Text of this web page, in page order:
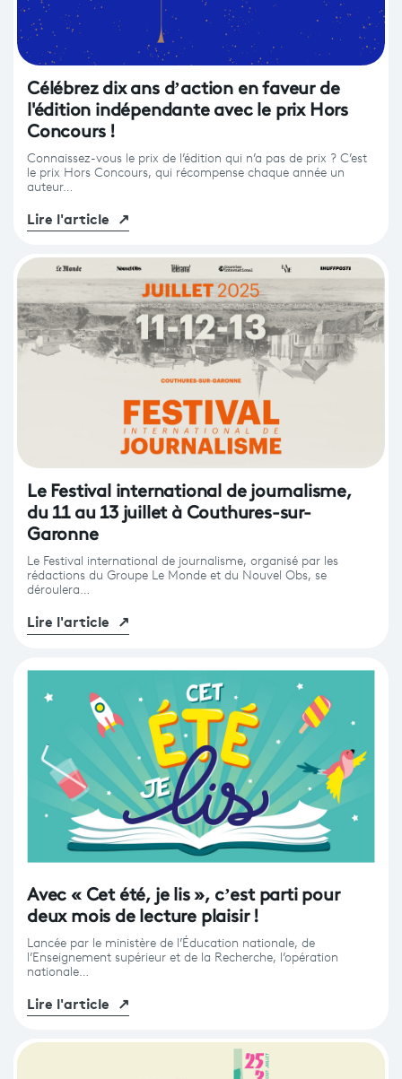
connexion
Avantages fidélité
Programme
Célébrez dix ans d’action en faveur de
l'édition indépendante avec le prix Hors
Concours !
Connaissez-vous le prix de l’édition qui n’a pas de prix ? C’est
le prix Hors Concours, qui récompense chaque année un
auteur…
Lire l'article ↗
Le Festival international de journalisme,
du 11 au 13 juillet à Couthures-sur-
Garonne
Le Festival international de journalisme, organisé par les
rédactions du Groupe Le Monde et du Nouvel Obs, se
déroulera…
Lire l'article ↗
Avec « Cet été, je lis », c’est parti pour
deux mois de lecture plaisir !
Lancée par le ministère de l’Éducation nationale, de
l’Enseignement supérieur et de la Recherche, l’opération
nationale…
Lire l'article ↗